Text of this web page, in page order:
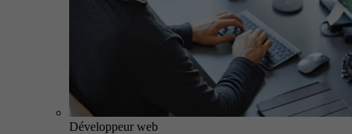
Développeur web